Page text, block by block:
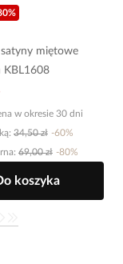
%
satyny miętowe
KBL1608
w okresie 30 dni
34,50 zł -60%
: 69,00 zł -80%
koszyka